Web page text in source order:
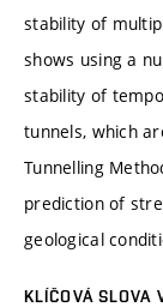
stability of
shows using a
stability of
tunnels, which
Tunnelling
prediction of
geological
KLÍČOVÁ SLOVA